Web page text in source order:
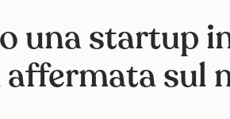
una startup
affermata sul